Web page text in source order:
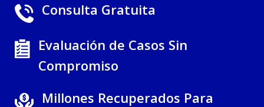
Consulta Gratuita
Evaluación de Casos Sin
Compromiso
Millones Recuperados Para